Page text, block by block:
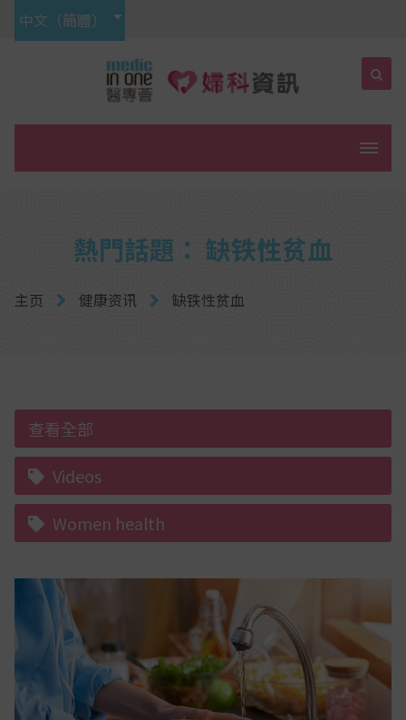
中文（簡體）
熱門話題： 缺铁性贫血
主页 健康资讯 缺铁性贫血
查看全部
Videos
Women health